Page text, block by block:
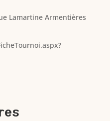
Lamartine Armentières